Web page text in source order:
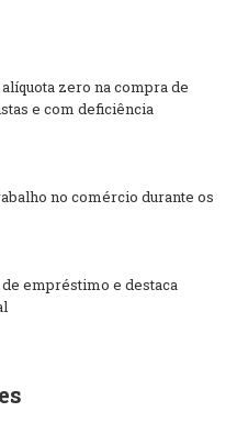
zero na compra de
e com deficiência
no comércio durante os
empréstimo e destaca